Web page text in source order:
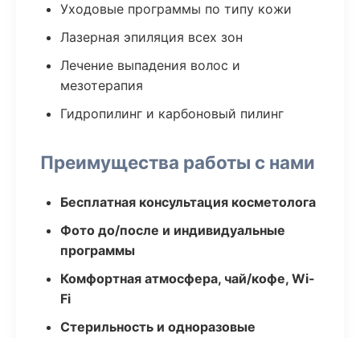
Уходовые программы по типу кожи
Лазерная эпиляция всех зон
Лечение выпадения волос и
мезотерапия
Гидропилинг и карбоновый пилинг
Преимущества работы с нами
Бесплатная консультация косметолога
Фото до/после и индивидуальные
программы
Комфортная атмосфера, чай/кофе, Wi-
Fi
Стерильность и одноразовые